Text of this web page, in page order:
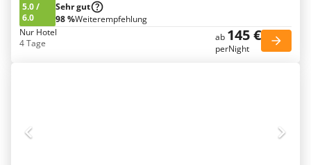
5.0/
6.0
Sehr gut
98 %Weiterempfehlung
Nur Hotel
4 Tage
ab 145 €
perNight